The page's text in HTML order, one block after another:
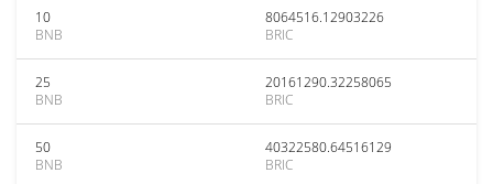
10
BNB
8064516.12903226
BRIC
25
BNB
20161290.32258065
BRIC
50
BNB
40322580.64516129
BRIC